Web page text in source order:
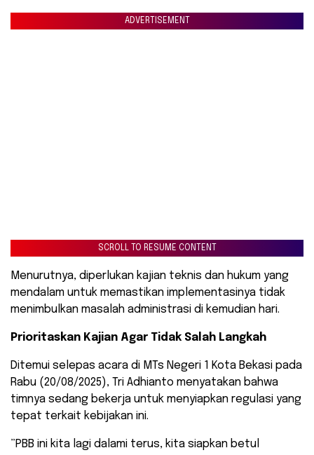
ADVERTISEMENT
SCROLL TO RESUME CONTENT
Menurutnya, diperlukan kajian teknis dan hukum yang
mendalam untuk memastikan implementasinya tidak
menimbulkan masalah administrasi di kemudian hari.
Prioritaskan Kajian Agar Tidak Salah Langkah
​Ditemui selepas acara di MTs Negeri 1 Kota Bekasi pada
Rabu (20/08/2025), Tri Adhianto menyatakan bahwa
timnya sedang bekerja untuk menyiapkan regulasi yang
tepat terkait kebijakan ini.
​”PBB ini kita lagi dalami terus, kita siapkan betul